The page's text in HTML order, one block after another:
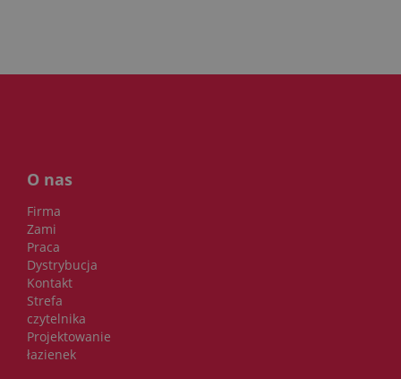
O nas
Firma
Zami
Praca
Dystrybucja
Kontakt
Strefa
czytelnika
Projektowanie
łazienek